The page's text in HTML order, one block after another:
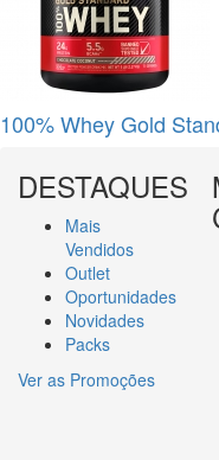
100% Whey Gold
DESTAQUES
Mais
Vendidos
Outlet
Oportunidades
Novidades
Packs
Ver as Promoções